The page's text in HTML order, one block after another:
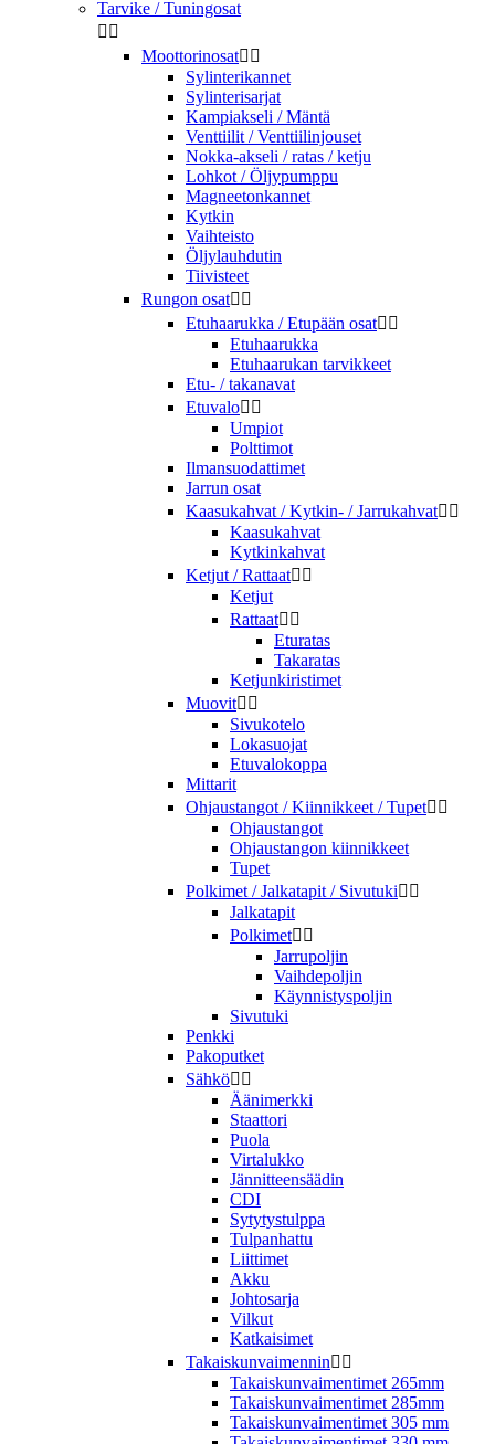
Tarvike / Tuningosat
 
Moottorinosat 
Sylinterikannet
Sylinterisarjat
Kampiakseli / Mäntä
Venttiilit / Venttiilinjouset
Nokka-akseli / ratas / ketju
Lohkot / Öljypumppu
Magneetonkannet
Kytkin
Vaihteisto
Öljylauhdutin
Tiivisteet
Rungon osat 
Etuhaarukka / Etupään osat 
Etuhaarukka
Etuhaarukan tarvikkeet
Etu- / takanavat
Etuvalo 
Umpiot
Polttimot
Ilmansuodattimet
Jarrun osat
Kaasukahvat / Kytkin- / Jarrukahvat 
Kaasukahvat
Kytkinkahvat
Ketjut / Rattaat 
Ketjut
Rattaat 
Eturatas
Takaratas
Ketjunkiristimet
Muovit 
Sivukotelo
Lokasuojat
Etuvalokoppa
Mittarit
Ohjaustangot / Kiinnikkeet / Tupet 
Ohjaustangot
Ohjaustangon kiinnikkeet
Tupet
Polkimet / Jalkatapit / Sivutuki 
Jalkatapit
Polkimet 
Jarrupoljin
Vaihdepoljin
Käynnistyspoljin
Sivutuki
Penkki
Pakoputket
Sähkö 
Äänimerkki
Staattori
Puola
Virtalukko
Jännitteensäädin
CDI
Sytytystulppa
Tulpanhattu
Liittimet
Akku
Johtosarja
Vilkut
Katkaisimet
Takaiskunvaimennin 
Takaiskunvaimentimet 265mm
Takaiskunvaimentimet 285mm
Takaiskunvaimentimet 305 mm